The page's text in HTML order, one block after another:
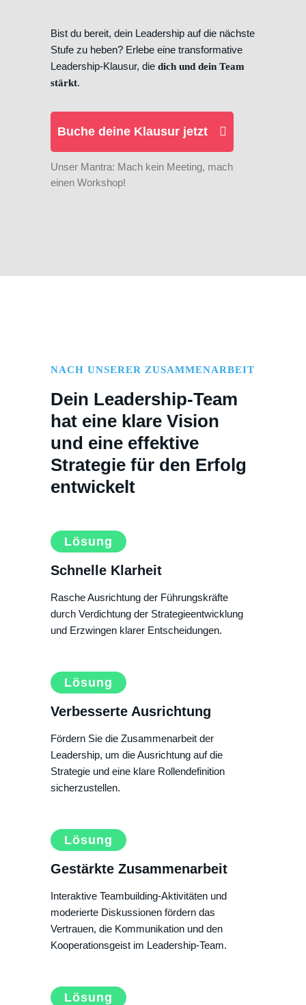
Bist du bereit, dein Leadership auf die nächste
Stufe zu heben? Erlebe eine transformative
Leadership-Klausur, die dich und dein Team
stärkt.
Buche deine Klausur jetzt
Unser Mantra: Mach kein Meeting, mach
einen Workshop!
NACH UNSERER ZUSAMMENARBEIT
Dein Leadership-Team
hat eine klare Vision
und eine effektive
Strategie für den Erfolg
entwickelt
Lösung
Schnelle Klarheit
Rasche Ausrichtung der Führungskräfte
durch Verdichtung der Strategieentwicklung
und Erzwingen klarer Entscheidungen.
Lösung
Verbesserte Ausrichtung
Fördern Sie die Zusammenarbeit der
Leadership, um die Ausrichtung auf die
Strategie und eine klare Rollendefinition
sicherzustellen.
Lösung
Gestärkte Zusammenarbeit
Interaktive Teambuilding-Aktivitäten und
moderierte Diskussionen fördern das
Vertrauen, die Kommunikation und den
Kooperationsgeist im Leadership-Team.
Lösung